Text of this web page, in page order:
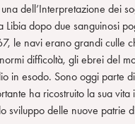
dell’Interpretazione dei
Libia dopo due sanguinosi
le navi erano grandi culle
difficoltà, gli ebrei del
in esodo. Sono oggi parte
ha ricostruito la sua
sviluppo delle nuove patrie